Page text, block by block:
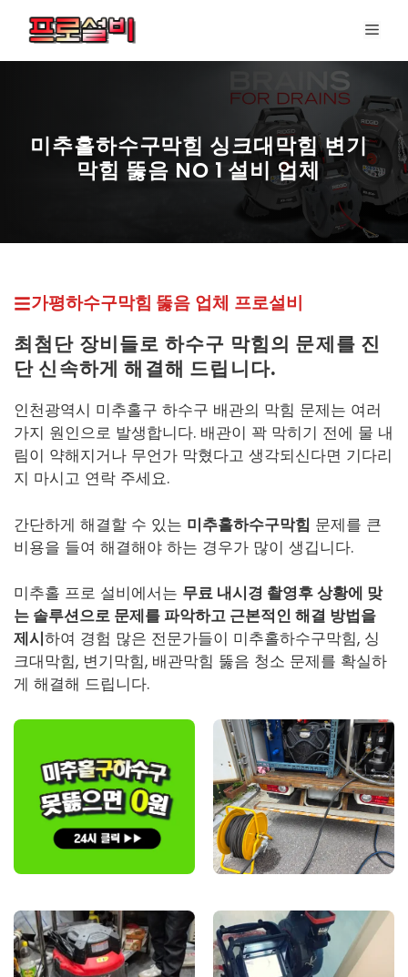
츠
메
미추홀하수구막힘 싱크대막힘 변기
막힘 뚫음 NO 1 설비 업체
프로설비 최신 페이지
가평하수구막힘 뚫음 업체 프로설비
최첨단 장비들로 하수구 막힘의 문제를 진
단 신속하게 해결해 드립니다.
인천광역시 미추홀구 하수구 배관의 막힘 문제는 여러
가지 원인으로 발생합니다. 배관이 꽉 막히기 전에 물 내
림이 약해지거나 무언가 막혔다고 생각되신다면 기다리
지 마시고 연락 주세요.
간단하게 해결할 수 있는 미추홀하수구막힘 문제를 큰
비용을 들여 해결해야 하는 경우가 많이 생깁니다.
미추홀 프로 설비에서는 무료 내시경 촬영후 상황에 맞
는 솔루션으로 문제를 파악하고 근본적인 해결 방법을
제시하여 경험 많은 전문가들이 미추홀하수구막힘, 싱
크대막힘, 변기막힘, 배관막힘 뚫음 청소 문제를 확실하
게 해결해 드립니다.